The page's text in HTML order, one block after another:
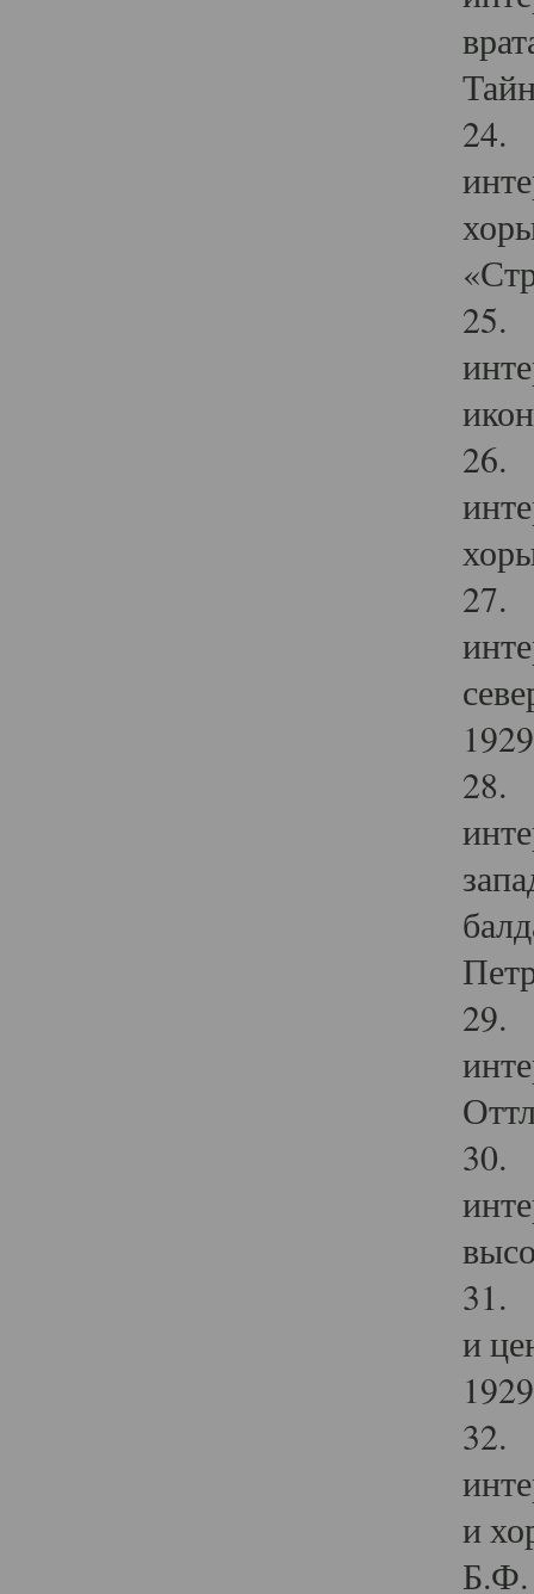
24.
25.
26.
27.
28.
29.
30.
31.
и
32.
и
Б.Ф.